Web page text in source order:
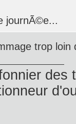
journÃ©e...
trop
des